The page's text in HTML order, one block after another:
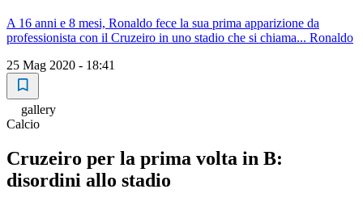
A 16 anni e 8 mesi, Ronaldo fece la sua prima apparizione da
professionista con il Cruzeiro in uno stadio che si chiama... Ronaldo
25 Mag 2020 - 18:41
gallery
Calcio
Cruzeiro per la prima volta in B:
disordini allo stadio